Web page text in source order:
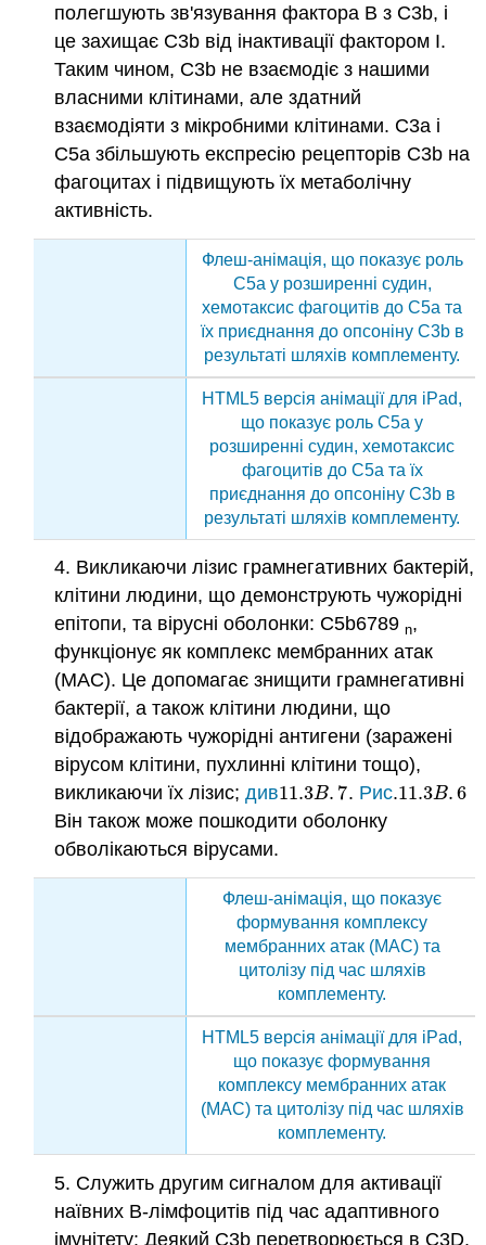
полегшують зв'язування фактора B з C3b, і
це захищає C3b від інактивації фактором I.
Таким чином, C3b не взаємодіє з нашими
власними клітинами, але здатний
взаємодіяти з мікробними клітинами. C3a і
C5a збільшують експресію рецепторів C3b на
фагоцитах і підвищують їх метаболічну
активність.
Флеш-анімація, що показує роль
C5a у розширенні судин,
хемотаксис фагоцитів до C5a та
їх приєднання до опсоніну C3b в
результаті шляхів комплементу.
HTML5 версія анімації для iPad,
що показує роль C5a у
розширенні судин, хемотаксис
фагоцитів до C5a та їх
приєднання до опсоніну C3b в
результаті шляхів комплементу.
4. Викликаючи лізис грамнегативних бактерій,
клітини людини, що демонструють чужорідні
епітопи, та вірусні оболонки: C5b6789n,
функціонує як комплекс мембранних атак
(MAC). Це допомагає знищити грамнегативні
бактерії, а також клітини людини, що
відображають чужорідні антигени (заражені
вірусом клітини, пухлинні клітини тощо),
викликаючи їх лізис;див11.3B. 7
11.3B. 7. Рис.11.3B.6
11.3B. 6
Він також може пошкодити оболонку
обволікаються вірусами.
Флеш-анімація, що показує
формування комплексу
мембранних атак (MAC) та
цитолізу під час шляхів
комплементу.
HTML5 версія анімації для iPad,
що показує формування
комплексу мембранних атак
(MAC) та цитолізу під час шляхів
комплементу.
5. Служить другим сигналом для активації
наївних В-лімфоцитів під час адаптивного
імунітету: Деякий С3b перетворюється в C3D.